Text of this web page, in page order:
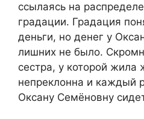
ссылаясь на
градации. Градация
деньги, но денег у
лишних не было.
сестра, у которой
непреклонна и каждый
Оксану Семёновну